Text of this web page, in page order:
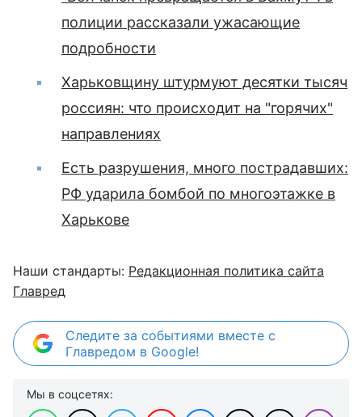
полиции рассказали ужасающие
подробности
Харьковщину штурмуют десятки тысяч
россиян: что происходит на "горячих"
направлениях
Есть разрушения, много пострадавших:
РФ ударила бомбой по многоэтажке в
Харькове
Наши стандарты: Редакционная политика сайта
Главред
Следите за событиями вместе с
Главредом в Google!
Мы в соцсетях: